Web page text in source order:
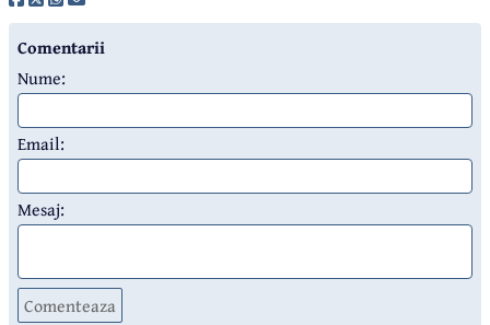
Comentarii
Nume:
Email:
Mesaj:
Comenteaza